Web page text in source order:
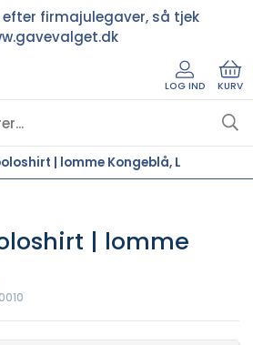
efter firmajulegaver, så tjek
LOG IND KURV
| lomme Kongeblå, L
| lomme